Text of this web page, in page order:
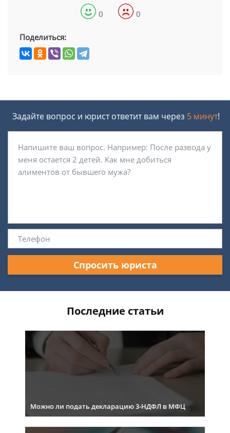
0 0
Поделиться:
Задайте вопрос и юрист ответит вам через 5 минут!
Спросить юриста
Последние статьи
Можно ли подать декларацию 3-НДФЛ в МФЦ